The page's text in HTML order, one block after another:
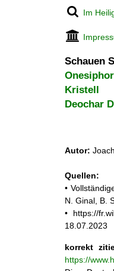
Im
Schauen
Kristell
Deochar
Autor:
Quellen:
•
N. Ginal, B.
• https://
18.07.2023
korrekt
https://